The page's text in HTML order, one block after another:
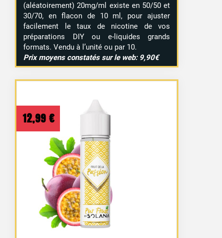
(aléatoirement) 20mg/ml existe en 50/50 et
30/70, en flacon de 10 ml, pour ajuster
facilement le taux de nicotine de vos
préparations DIY ou e-liquides grands
formats. Vendu à l’unité ou par 10.
Prix moyens constatés sur le web: 9,90€
12,99 €